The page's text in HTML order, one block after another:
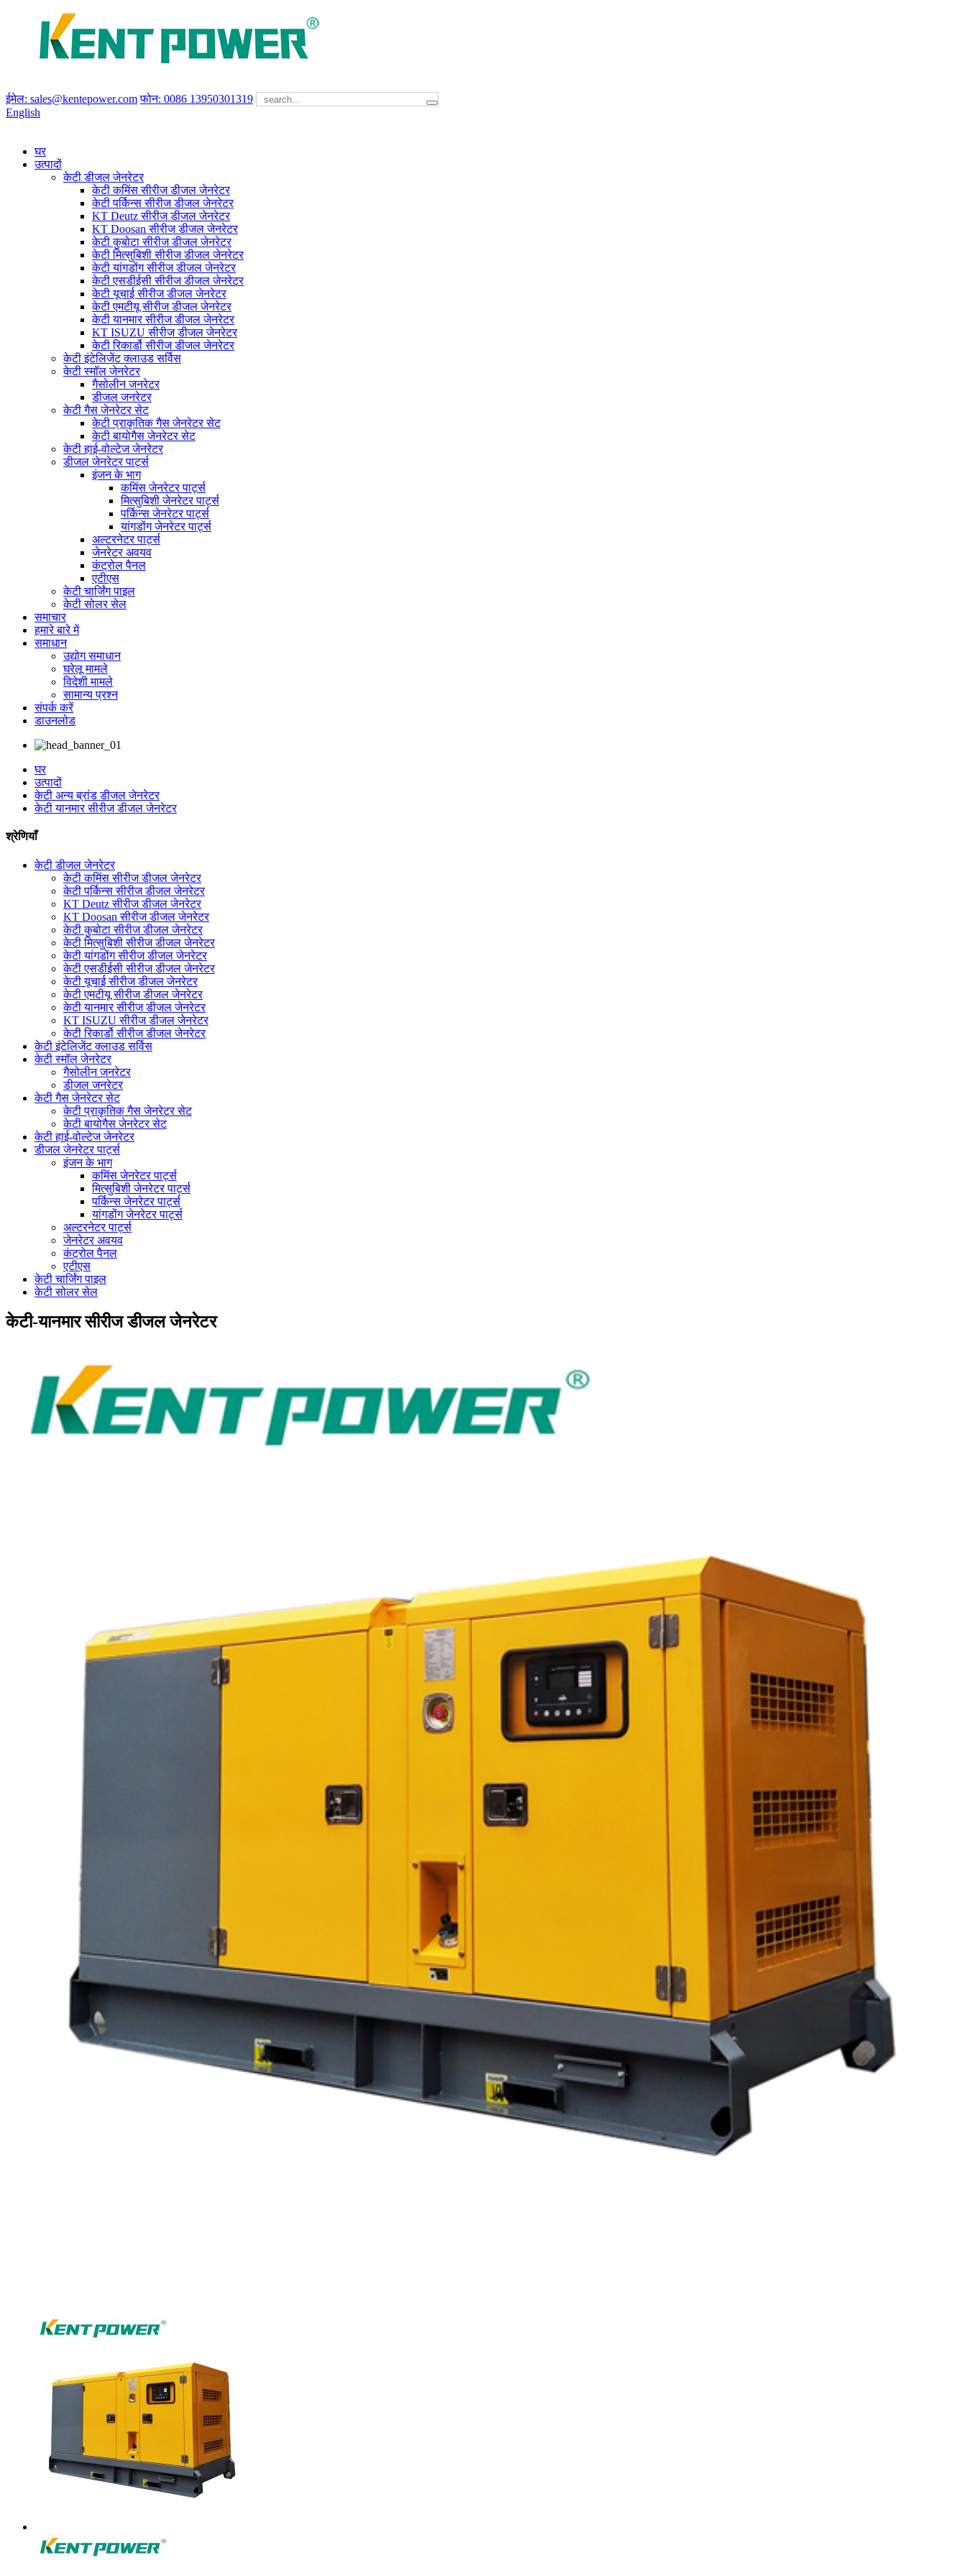
ईमेल: sales@kentepower.com फोन: 0086 13950301319
English
घर
उत्पादों
केटी डीजल जेनरेटर
केटी कमिंस सीरीज डीजल जेनरेटर
केटी पर्किन्स सीरीज डीजल जेनरेटर
KT Deutz सीरीज डीजल जेनरेटर
KT Doosan सीरीज डीजल जेनरेटर
केटी कुबोटा सीरीज डीजल जेनरेटर
केटी मित्सुबिशी सीरीज डीजल जेनरेटर
केटी यांगडोंग सीरीज डीजल जेनरेटर
केटी एसडीईसी सीरीज डीजल जेनरेटर
केटी यूचाई सीरीज डीजल जेनरेटर
केटी एमटीयू सीरीज डीजल जेनरेटर
केटी यानमार सीरीज डीजल जेनरेटर
KT ISUZU सीरीज डीजल जेनरेटर
केटी रिकार्डो सीरीज डीजल जेनरेटर
केटी इंटेलिजेंट क्लाउड सर्विस
केटी स्मॉल जेनरेटर
गैसोलीन जनरेटर
डीजल जनरेटर
केटी गैस जेनरेटर सेट
केटी प्राकृतिक गैस जेनरेटर सेट
केटी बायोगैस जेनरेटर सेट
केटी हाई-वोल्टेज जेनरेटर
डीजल जेनरेटर पार्ट्स
इंजन के भाग
कमिंस जेनरेटर पार्ट्स
मित्सुबिशी जेनरेटर पार्ट्स
पर्किन्स जेनरेटर पार्ट्स
यांगडोंग जेनरेटर पार्ट्स
अल्टरनेटर पार्ट्स
जेनरेटर अवयव
कंट्रोल पैनल
एटीएस
केटी चार्जिंग पाइल
केटी सोलर सेल
समाचार
हमारे बारे में
समाधान
उद्योग समाधान
घरेलू मामले
विदेशी मामले
सामान्य प्रश्न
संपर्क करें
डाउनलोड
घर
उत्पादों
केटी अन्य ब्रांड डीजल जेनरेटर
केटी यानमार सीरीज डीजल जेनरेटर
श्रेणियाँ
केटी डीजल जेनरेटर
केटी कमिंस सीरीज डीजल जेनरेटर
केटी पर्किन्स सीरीज डीजल जेनरेटर
KT Deutz सीरीज डीजल जेनरेटर
KT Doosan सीरीज डीजल जेनरेटर
केटी कुबोटा सीरीज डीजल जेनरेटर
केटी मित्सुबिशी सीरीज डीजल जेनरेटर
केटी यांगडोंग सीरीज डीजल जेनरेटर
केटी एसडीईसी सीरीज डीजल जेनरेटर
केटी यूचाई सीरीज डीजल जेनरेटर
केटी एमटीयू सीरीज डीजल जेनरेटर
केटी यानमार सीरीज डीजल जेनरेटर
KT ISUZU सीरीज डीजल जेनरेटर
केटी रिकार्डो सीरीज डीजल जेनरेटर
केटी इंटेलिजेंट क्लाउड सर्विस
केटी स्मॉल जेनरेटर
गैसोलीन जनरेटर
डीजल जनरेटर
केटी गैस जेनरेटर सेट
केटी प्राकृतिक गैस जेनरेटर सेट
केटी बायोगैस जेनरेटर सेट
केटी हाई-वोल्टेज जेनरेटर
डीजल जेनरेटर पार्ट्स
इंजन के भाग
कमिंस जेनरेटर पार्ट्स
मित्सुबिशी जेनरेटर पार्ट्स
पर्किन्स जेनरेटर पार्ट्स
यांगडोंग जेनरेटर पार्ट्स
अल्टरनेटर पार्ट्स
जेनरेटर अवयव
कंट्रोल पैनल
एटीएस
केटी चार्जिंग पाइल
केटी सोलर सेल
केटी-यानमार सीरीज डीजल जेनरेटर